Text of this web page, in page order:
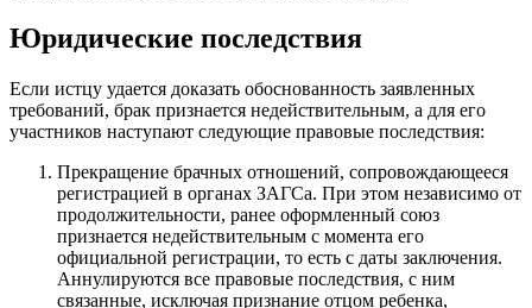
Юридические последствия
Если истцу удается доказать обоснованность заявленных
требований, брак признается недействительным, а для его
участников наступают следующие правовые последствия:
Прекращение брачных отношений, сопровождающееся
регистрацией в органах ЗАГСа. При этом независимо от
продолжительности, ранее оформленный союз
признается недействительным с момента его
официальной регистрации, то есть с даты заключения.
Аннулируются все правовые последствия, с ним
связанные, исключая признание отцом ребенка,